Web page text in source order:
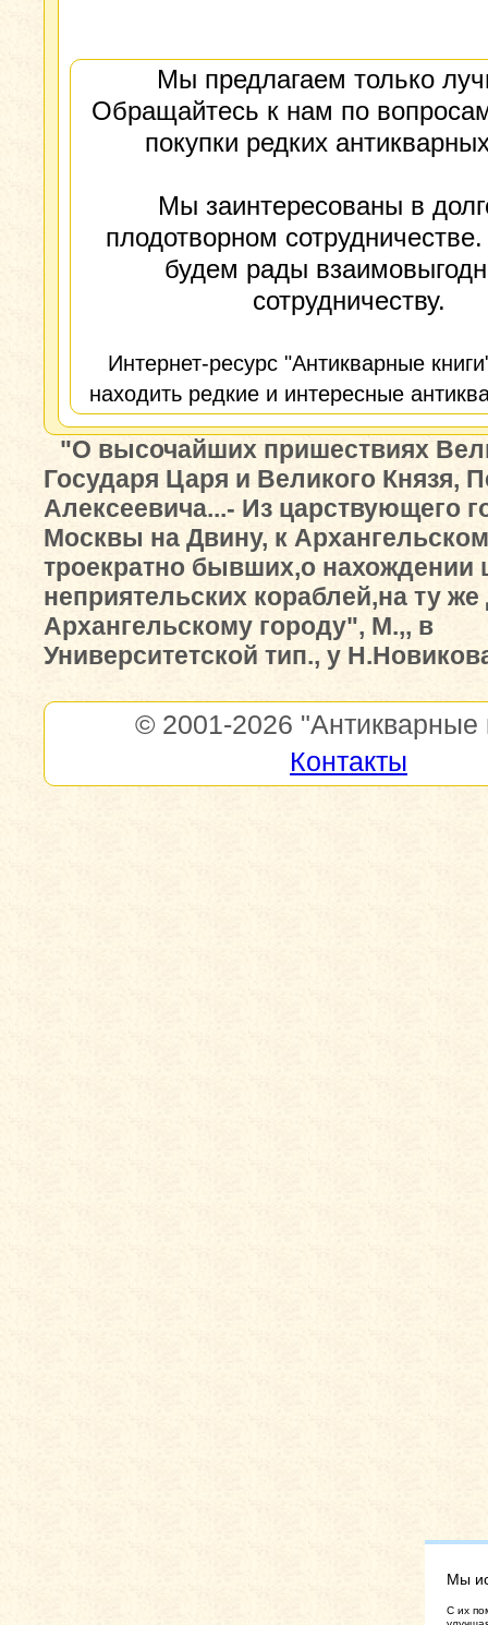
Мы предлагаем только
Обращайтесь к нам по
покупки редких
Мы заинтересованы в
плодотворном
будем рады
сотрудничеству.
Интернет-ресурс "Антикварные
находить редкие и интересные
"О высочайших пришествиях
Государя Царя и Великого Князя,
Алексеевича...- Из царствующего
Москвы на Двину, к
троекратно бывших,о нахождении
неприятельских кораблей,на ту
Архангельскому городу", М.,, в
Университетской тип., у
© 2001-2026 "Антикварные
Контакты
Мы
C их